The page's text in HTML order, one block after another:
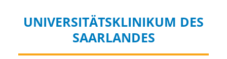
UNIVERSITÄTSKLINIKUM DES
SAARLANDES